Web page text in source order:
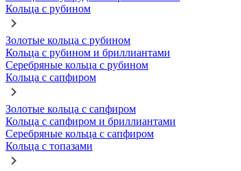
Кольца с рубином
Золотые кольца с рубином
Кольца с рубином и бриллиантами
Серебряные кольца с рубином
Кольца с сапфиром
Золотые кольца с сапфиром
Кольца с сапфиром и бриллиантами
Серебряные кольца с сапфиром
Кольца с топазами